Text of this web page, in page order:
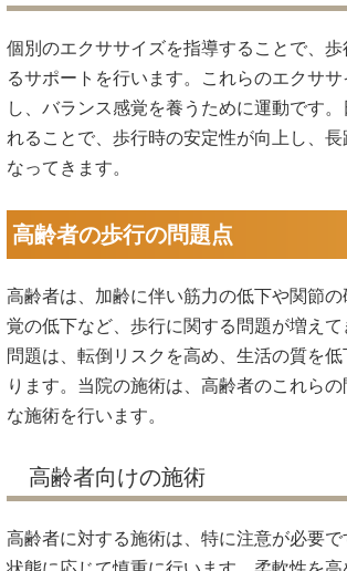
個別のエクササイズを指導することで、
るサポートを行います。これらのエクサ
し、バランス感覚を養うために運動です
れることで、歩行時の安定性が向上し、
なってきます。
高齢者の歩行の問題点
高齢者は、加齢に伴い筋力の低下や関節
覚の低下など、歩行に関する問題が増え
問題は、転倒リスクを高め、生活の質を
ります。当院の施術は、高齢者のこれら
な施術を行います。
高齢者向けの施術
高齢者に対する施術は、特に注意が必要